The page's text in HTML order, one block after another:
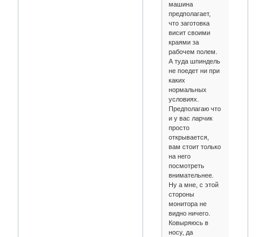
машина
предполагает,
что заготовка
висит своими
краями за
рабочем полем.
А туда шпиндель
не поедет ни при
каких
нормальных
условиях.
Предполагаю что
и у вас ларчик
просто
открывается,
вам стоит только
на него
посмотреть
внимательнее.
Ну а мне, с этой
стороны
монитора не
видно ничего.
Ковыряюсь в
носу, да